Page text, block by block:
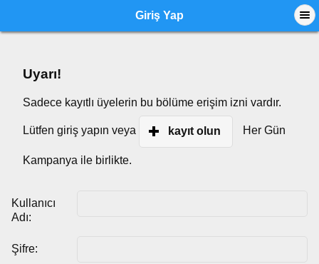
Giriş Yap
Uyarı!
Sadece kayıtlı üyelerin bu bölüme erişim izni vardır.
Lütfen giriş yapın veya kayıt olun Her Gün
Kampanya ile birlikte.
Kullanıcı
Adı:
Şifre: